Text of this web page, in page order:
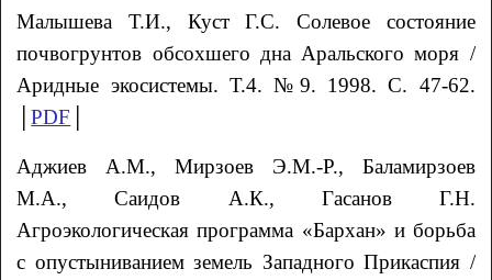
Малышева Т.И., Куст Г.С. Солевое состояние
почвогрунтов обсохшего дна Аральского моря /
Аридные экосистемы. Т.4. №9. 1998. С. 47-62.
│PDF
Аджиев А.М., Мирзоев Э.М.-Р., Баламирзоев
М.А., Саидов А.К., Гасанов Г.Н.
Агроэкологическая программа «Бархан» и борьба
с опустыниванием земель Западного Прикаспия /